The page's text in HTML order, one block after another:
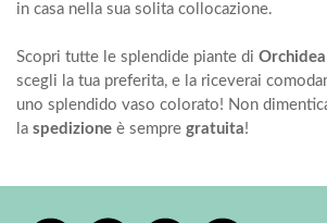
in casa nella sua solita collocazione.
Scopri tutte le splendide piante di Orchidea
scegli la tua preferita, e la riceverai
uno splendido vaso colorato! Non
la spedizione è sempre gratuita!